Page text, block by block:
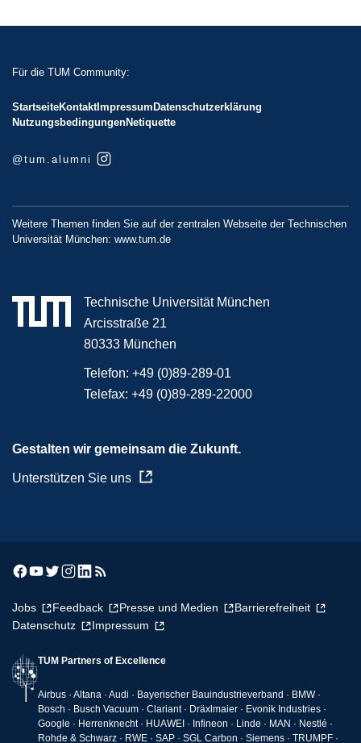
Für die TUM Community:
StartseiteKontaktImpressum Datenschutzerklärung
NutzungsbedingungenNetiquette
@tum.alumni
Weitere Themen finden Sie auf der zentralen Webseite der Technischen
Universität München: www.tum.de
Technische Universität München
Arcisstraße 21
80333 München
Telefon: +49 (0)89-289-01
Telefax: +49 (0)89-289-22000
Gestalten wir gemeinsam die Zukunft.
Unterstützen Sie uns
Jobs Feedback Presse und Medien
Barrierefreiheit
Datenschutz
Impressum
TUM Partners of Excellence
Airbus · Altana · Audi · Bayerischer Bauindustrieverband · BMW ·
Bosch · Busch Vacuum · Clariant · Dräxlmaier · Evonik Industries ·
Google · Herrenknecht · HUAWEI · Infineon · Linde · MAN · Nestlé ·
Rohde & Schwarz · RWE · SAP · SGL Carbon · Siemens · TRUMPF ·